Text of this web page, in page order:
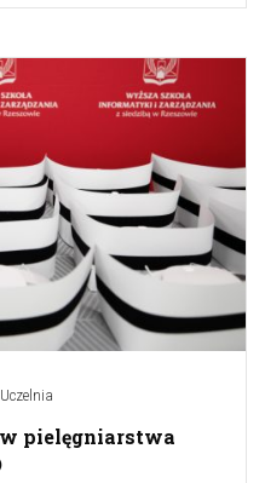
Uczelnia
pielęgniarstwa